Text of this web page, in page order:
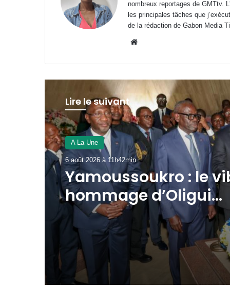
nombreux reportages de GMTtv.
les principales tâches que
de la rédaction de Gabon Media
Lire le suivant
A La Une
5 août 2026 à 20h47min
Gabon : le
peaufine les derniers
préparatifs des fêtes
nationales d’août